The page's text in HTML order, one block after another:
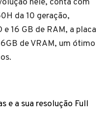
da 10 geração,
e 16 GB de RAM, a placa
de VRAM, um ótimo
e a sua resolução Full